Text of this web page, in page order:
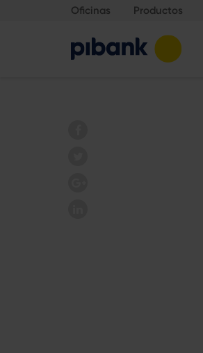
Oficinas Productos